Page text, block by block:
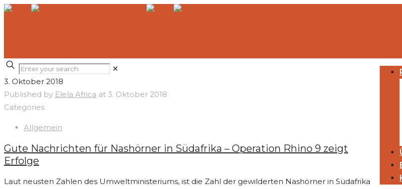
✕
3. Oktober 2018
Published by Elela Africa at 3. Oktober 2018
Categories
Allgemein
Gute Nachrichten für Nashörner in Südafrika – Operation Rhino 9 zeigt
Erfolge
Laut neusten Zahlen des Umweltministeriums, ist die Zahl der gewilderten Nashörner in Südafrika